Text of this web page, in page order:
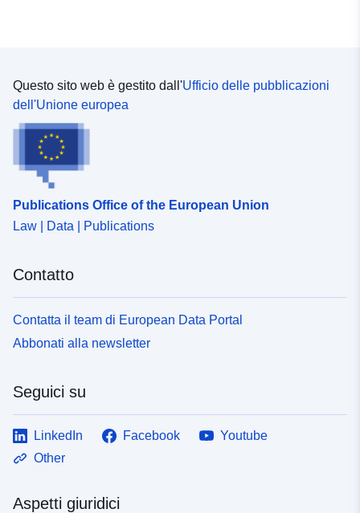
Questo sito web è gestito dall'Ufficio delle pubblicazioni
dell'Unione europea
Publications Office of the European Union
Law | Data | Publications
Contatto
Contatta il team di European Data Portal
Abbonati alla newsletter
Seguici su
LinkedIn Facebook
Youtube
Other
Aspetti giuridici